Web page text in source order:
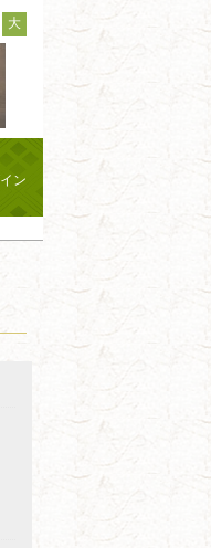
大
ン